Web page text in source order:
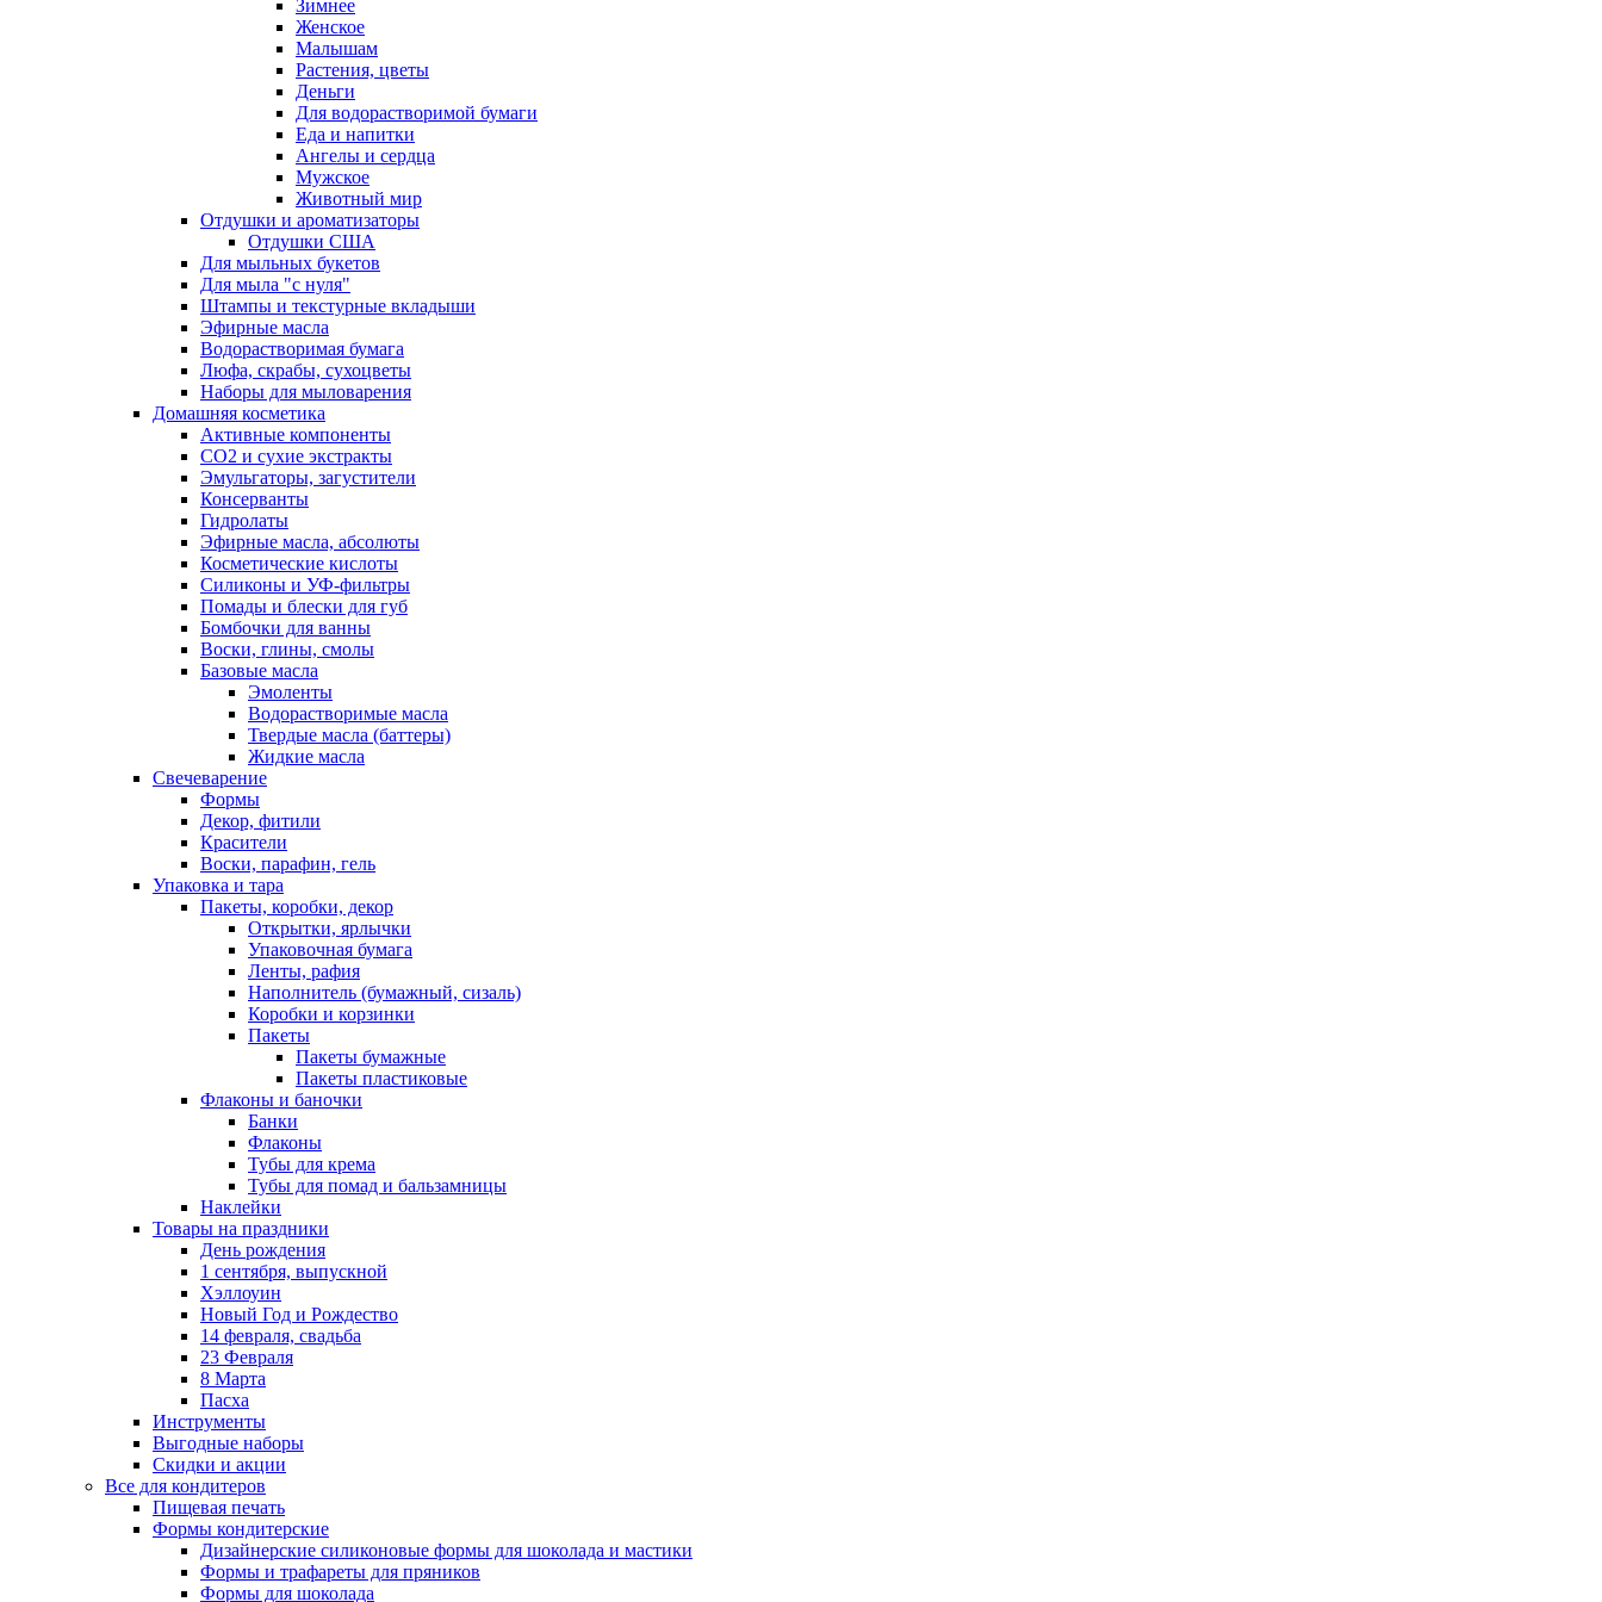
Зимнее
Женское
Малышам
Растения, цветы
Деньги
Для водорастворимой бумаги
Еда и напитки
Ангелы и сердца
Мужское
Животный мир
Отдушки и ароматизаторы
Отдушки США
Для мыльных букетов
Для мыла "с нуля"
Штампы и текстурные вкладыши
Эфирные масла
Водорастворимая бумага
Люфа, скрабы, сухоцветы
Наборы для мыловарения
Домашняя косметика
Активные компоненты
СО2 и сухие экстракты
Эмульгаторы, загустители
Консерванты
Гидролаты
Эфирные масла, абсолюты
Косметические кислоты
Силиконы и УФ-фильтры
Помады и блески для губ
Бомбочки для ванны
Воски, глины, смолы
Базовые масла
Эмоленты
Водорастворимые масла
Твердые масла (баттеры)
Жидкие масла
Свечеварение
Формы
Декор, фитили
Красители
Воски, парафин, гель
Упаковка и тара
Пакеты, коробки, декор
Открытки, ярлычки
Упаковочная бумага
Ленты, рафия
Наполнитель (бумажный, сизаль)
Коробки и корзинки
Пакеты
Пакеты бумажные
Пакеты пластиковые
Флаконы и баночки
Банки
Флаконы
Тубы для крема
Тубы для помад и бальзамницы
Наклейки
Товары на праздники
День рождения
1 сентября, выпускной
Хэллоуин
Новый Год и Рождество
14 февраля, свадьба
23 Февраля
8 Марта
Пасха
Инструменты
Выгодные наборы
Скидки и акции
Все для кондитеров
Пищевая печать
Формы кондитерские
Дизайнерские силиконовые формы для шоколада и мастики
Формы и трафареты для пряников
Формы для шоколада